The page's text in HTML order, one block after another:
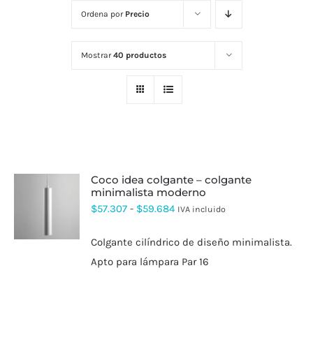
Ordena por Precio
Mostrar40 productos
TIENE
MÚLTIPLES
VARIANTES.
coco idea colgante – colgante
minimalista moderno
$57.307 - $59.684Rango
precios:
desde
IVA incluido
Colgante cilíndrico de diseño minimalista.
Apto para lámpara Par 16